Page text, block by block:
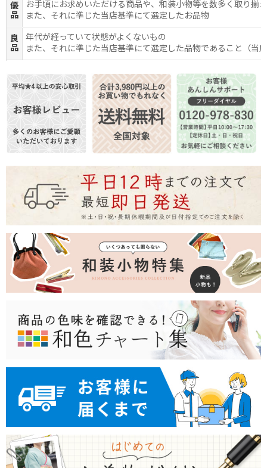
優
品
お手頃にお求めいただける商品や、和装小物等を数多く取り揃
また、それに準じた当店基準にて選定したお品物
良
品
年代が経っていて状態がよくないもの
また、それに準じた当店基準にて選定した品物であること（当